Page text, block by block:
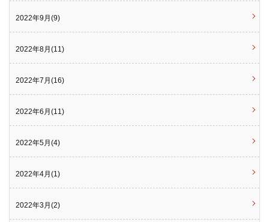
2022年9月(9)
2022年8月(11)
2022年7月(16)
2022年6月(11)
2022年5月(4)
2022年4月(1)
2022年3月(2)